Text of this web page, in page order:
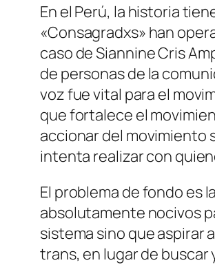
En el Perú, la historia
«Consagradxs» han
caso de Siannine Cris
de personas de la
voz fue vital para el
que fortalece el
accionar del movimiento
intenta realizar con
El problema de fondo es
absolutamente nocivos
sistema sino que aspirar
trans, en lugar de